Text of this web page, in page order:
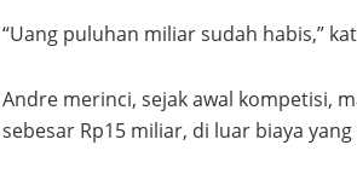
“Uang puluhan miliar sudah habis,”
Andre merinci, sejak awal kompetisi,
sebesar Rp15 miliar, di luar biaya